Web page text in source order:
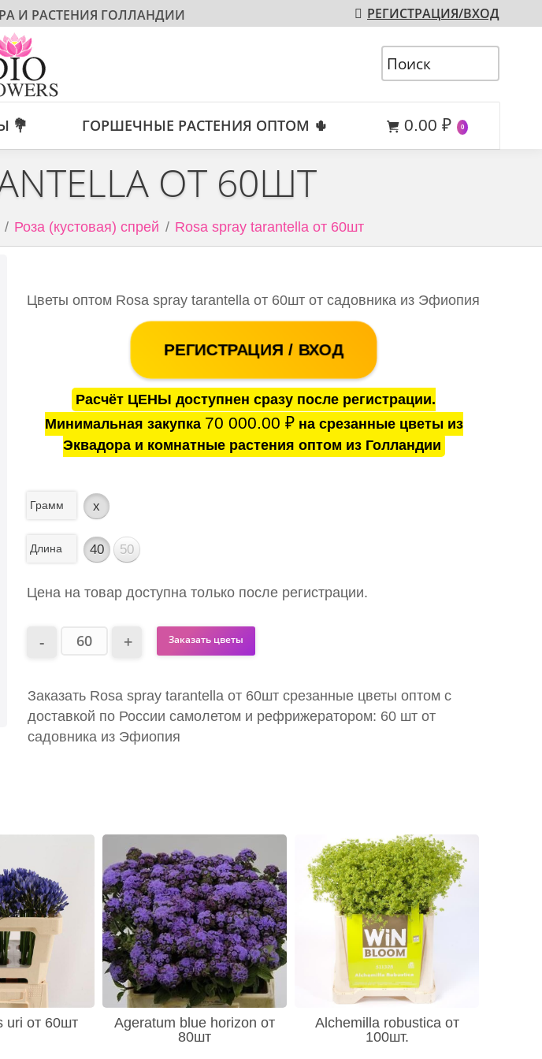
И РАСТЕНИЯ ГОЛЛАНДИИ РЕГИСТРАЦИЯ/ВХОД
💐 ГОРШЕЧНЫЕ РАСТЕНИЯ ОПТОМ 🌵 0.00 ₽ 0
ОТ 60ШТ
Роза (кустовая) спрей Rosa spray tarantella от 60шт
Цветы оптом Rosa spray tarantella от 60шт от садовника из Эфиопия
РЕГИСТРАЦИЯ / ВХОД
Расчёт ЦЕНЫ доступнен сразу после регистрации.
Минимальная закупка 70 000.00 ₽на срезанные цветы из
Эквадора и комнатные растения оптом из Голландии
Грамм x
Длина 40 50
Цена на товар доступна только после регистрации.
Заказать цветы
Заказать Rosa spray tarantella от 60шт срезанные цветы оптом с
доставкой по России самолетом и рефрижератором: 60 шт от
садовника из Эфиопия
uri от 60шт
Ageratum blue horizon от
80шт
Alchemilla robustica от
100шт.